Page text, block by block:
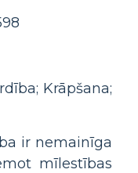
Krāpšana;
ir nemainīga
mīlestības